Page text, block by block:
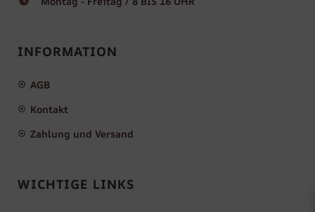
INFORMATION
AGB
Kontakt
Zahlung und Versand
WICHTIGE LINKS